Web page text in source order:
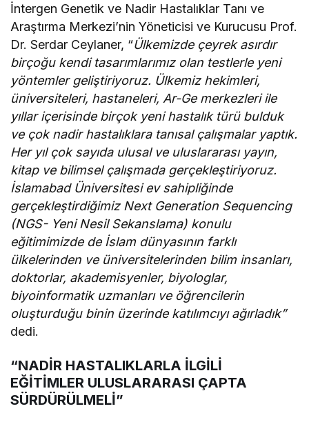
İntergen Genetik ve Nadir Hastalıklar Tanı ve
Araştırma Merkezi’nin Yöneticisi ve Kurucusu Prof.
Dr. Serdar Ceylaner, “Ülkemizde çeyrek asırdır
birçoğu kendi tasarımlarımız olan testlerle yeni
yöntemler geliştiriyoruz. Ülkemiz hekimleri,
üniversiteleri, hastaneleri, Ar-Ge merkezleri ile
yıllar içerisinde birçok yeni hastalık türü bulduk
ve çok nadir hastalıklara tanısal çalışmalar yaptık.
Her yıl çok sayıda ulusal ve uluslararası yayın,
kitap ve bilimsel çalışmada gerçekleştiriyoruz.
İslamabad Üniversitesi ev sahipliğinde
gerçekleştirdiğimiz Next Generation Sequencing
(NGS- Yeni Nesil Sekanslama) konulu
eğitimimizde de İslam dünyasının farklı
ülkelerinden ve üniversitelerinden bilim insanları,
doktorlar, akademisyenler, biyologlar,
biyoinformatik uzmanları ve öğrencilerin
oluşturduğu binin üzerinde katılımcıyı ağırladık”
dedi.
“NADİR HASTALIKLARLA İLGİLİ
EĞİTİMLER ULUSLARARASI ÇAPTA
SÜRDÜRÜLMELİ”